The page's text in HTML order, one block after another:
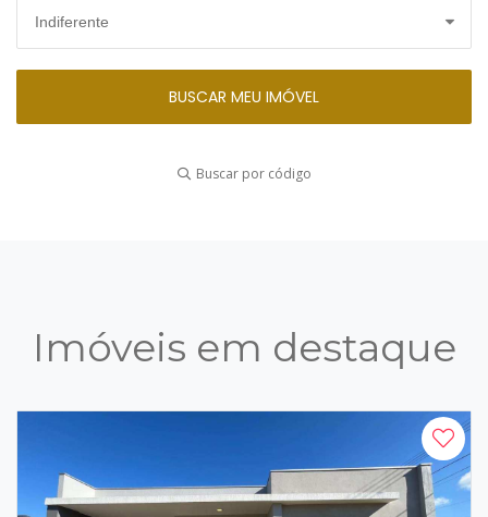
Buscar por código
Imóveis em destaque